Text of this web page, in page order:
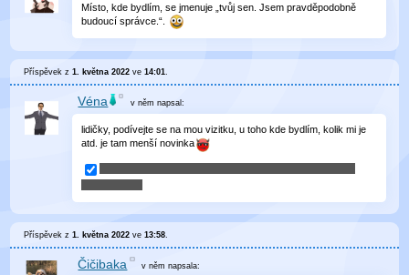
Místo, kde bydlím, se jmenuje „tvůj sen. Jsem pravděpodobně
budoucí správce.“.
Příspěvek z1. května 2022 ve14:01
Véna v němnapsal:
lidičky, podívejte se na mou vizitku, u toho kde bydlím, kolik mi je
atd. je tam menší novinka
Příspěvek z1. května 2022 ve13:58.
Čičibaka v němnapsala: